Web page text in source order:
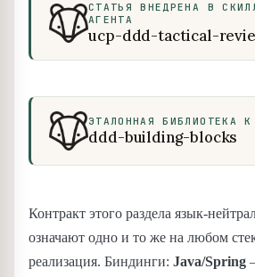
СТАТЬЯ ВНЕДРЕНА В
АГЕНТА
ЭТАЛОННАЯ БИБЛИОТЕКА К
ddd-building-blocks
Контракт этого раздела язык-
означают одно и то же на любом
реализация. Биндинги: Java/Spring